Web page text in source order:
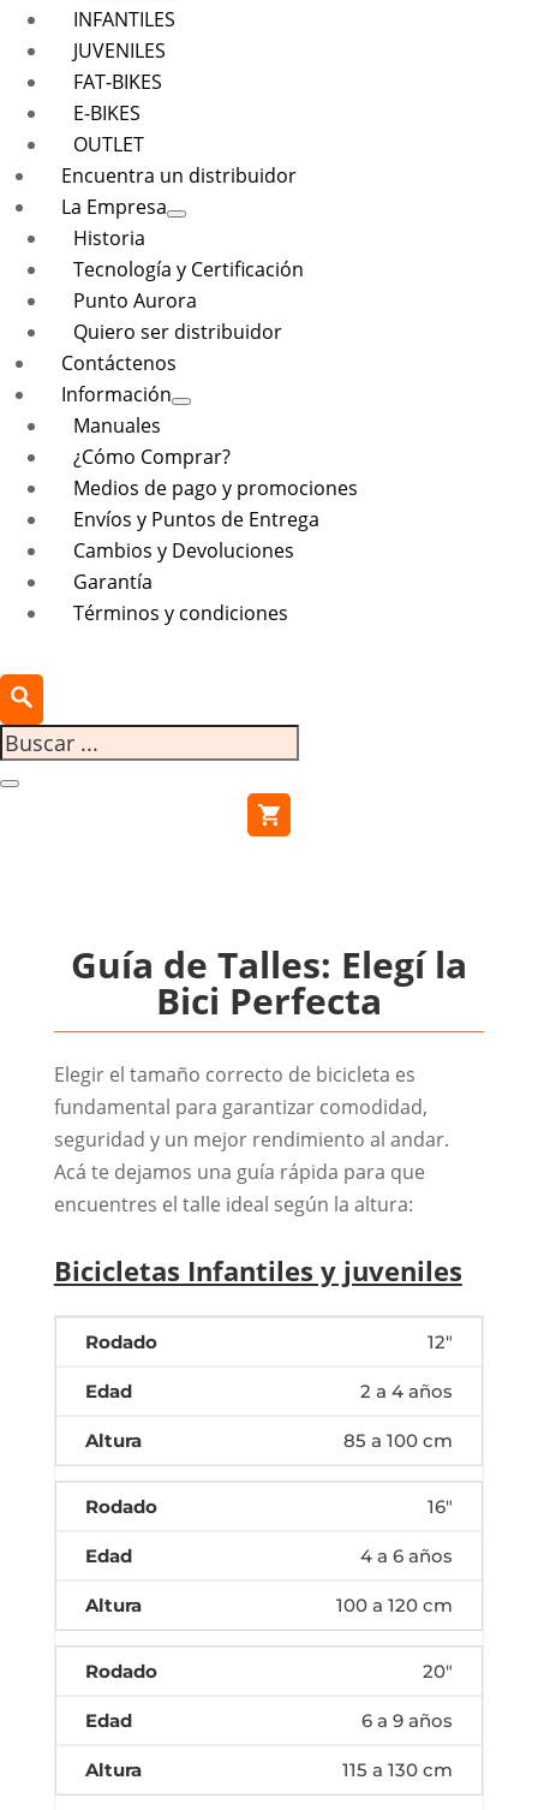
INFANTILES
JUVENILES
FAT-BIKES
E-BIKES
OUTLET
Encuentra un distribuidor
La Empresa
Historia
Tecnología y Certificación
Punto Aurora
Quiero ser distribuidor
Contáctenos
Información
Manuales
¿Cómo Comprar?
Medios de pago y promociones
Envíos y Puntos de Entrega
Cambios y Devoluciones
Garantía
Términos y condiciones
Guía de Talles: Elegí la
Bici Perfecta
Elegir el tamaño correcto de bicicleta es
fundamental para garantizar comodidad,
seguridad y un mejor rendimiento al andar.
Acá te dejamos una guía rápida para que
encuentres el talle ideal según la altura:
Bicicletas Infantiles y juveniles
12"
2 a 4 años
85 a 100 cm
16"
4 a 6 años
100 a 120 cm
20"
6 a 9 años
115 a 130 cm